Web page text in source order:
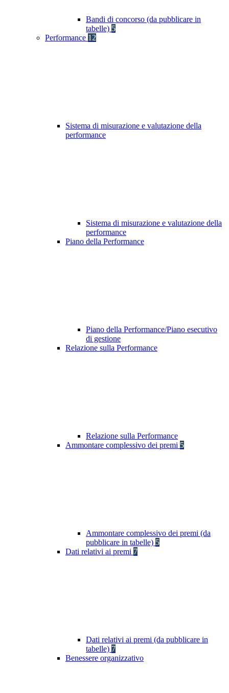
Bandi di concorso (da pubblicare in
tabelle) 5
Performance 12
Sistema di misurazione e valutazione della
performance
Sistema di misurazione e valutazione della
performance
Piano della Performance
Piano della Performance/Piano esecutivo
di gestione
Relazione sulla Performance
Relazione sulla Performance
Ammontare complessivo dei premi 5
Ammontare complessivo dei premi (da
pubblicare in tabelle) 5
Dati relativi ai premi 7
Dati relativi ai premi (da pubblicare in
tabelle) 7
Benessere organizzativo